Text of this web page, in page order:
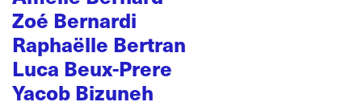
Zoé Bernardi
Raphaëlle Bertran
Luca Beux-Prere
Yacob Bizuneh